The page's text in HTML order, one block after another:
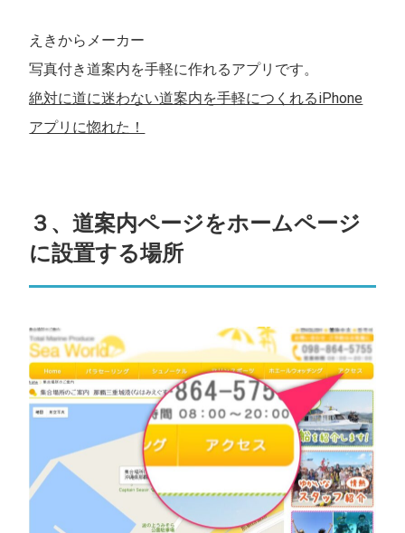
えきからメーカー
写真付き道案内を手軽に作れるアプリです。
絶対に道に迷わない道案内を手軽につくれるiPhone
アプリに惚れた！
３、道案内ページをホームページ
に設置する場所